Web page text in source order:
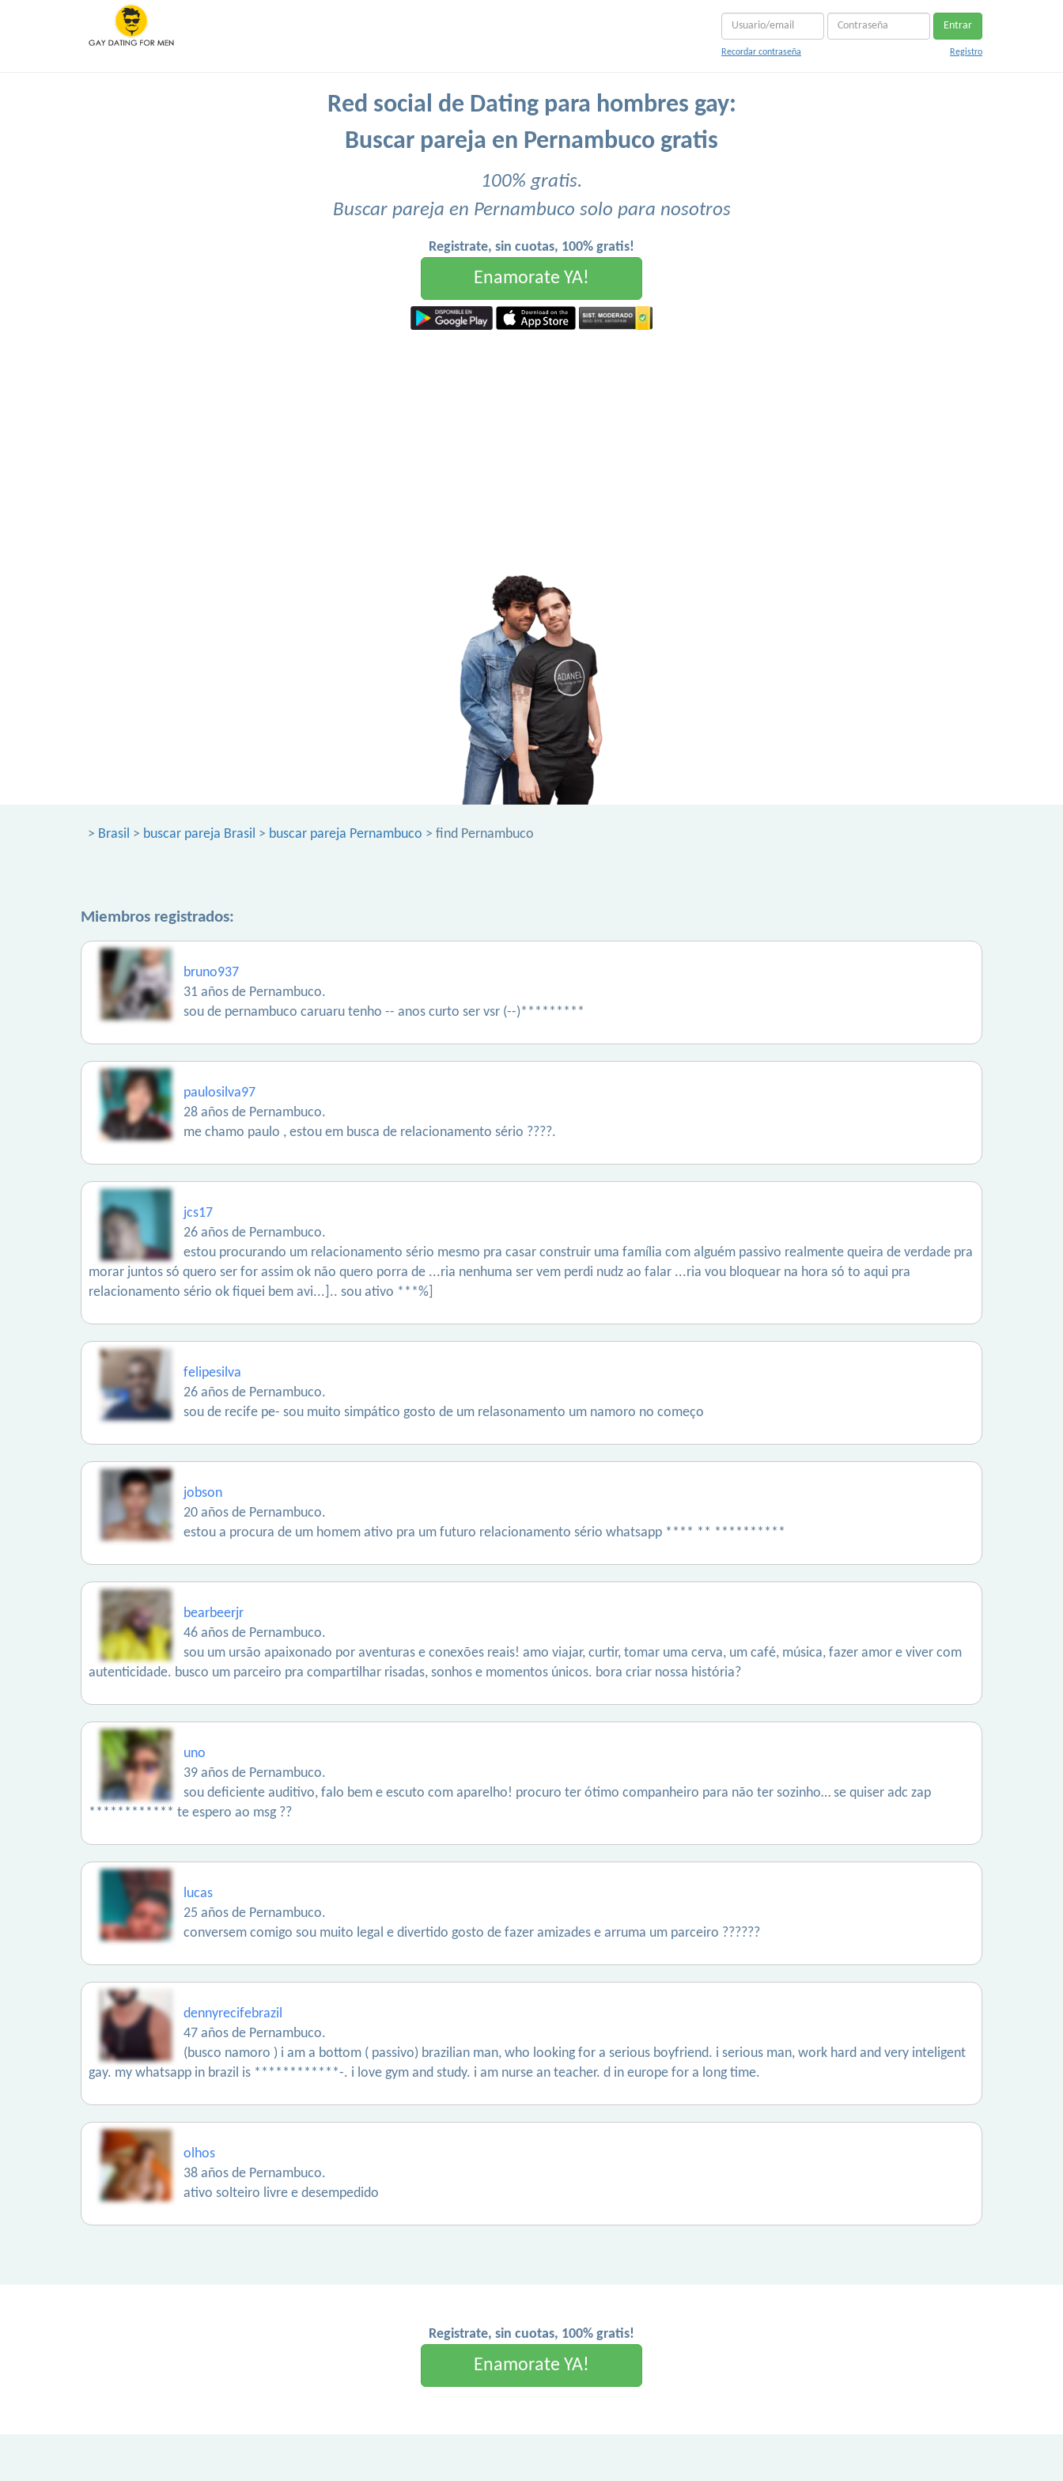
Entrar
Recordar contraseña Registro
Red social de Dating para hombres gay:
Buscar pareja en Pernambuco gratis
100% gratis.
Buscar pareja en Pernambuco solo para nosotros
Registrate, sin cuotas, 100% gratis!
Enamorate YA!
> Brasil > buscar pareja Brasil > buscar pareja Pernambuco > find Pernambuco
Miembros registrados:
bruno937
31 años de Pernambuco.
sou de pernambuco caruaru tenho -- anos curto ser vsr (--)*********
paulosilva97
28 años de Pernambuco.
me chamo paulo , estou em busca de relacionamento sério ????.
jcs17
26 años de Pernambuco.
estou procurando um relacionamento sério mesmo pra casar construir uma família com alguém passivo realmente queira de verdade pra
morar juntos só quero ser for assim ok não quero porra de ...ria nenhuma ser vem perdi nudz ao falar ...ria vou bloquear na hora só to aqui pra
relacionamento sério ok fiquei bem avi...].. sou ativo ***%]
felipesilva
26 años de Pernambuco.
sou de recife pe- sou muito simpático gosto de um relasonamento um namoro no começo
jobson
20 años de Pernambuco.
estou a procura de um homem ativo pra um futuro relacionamento sério whatsapp **** ** **********
bearbeerjr
46 años de Pernambuco.
sou um ursão apaixonado por aventuras e conexões reais! amo viajar, curtir, tomar uma cerva, um café, música, fazer amor e viver com
autenticidade. busco um parceiro pra compartilhar risadas, sonhos e momentos únicos. bora criar nossa história?
uno
39 años de Pernambuco.
sou deficiente auditivo, falo bem e escuto com aparelho! procuro ter ótimo companheiro para não ter sozinho… se quiser adc zap
************ te espero ao msg ??
lucas
25 años de Pernambuco.
conversem comigo sou muito legal e divertido gosto de fazer amizades e arruma um parceiro ??????
dennyrecifebrazil
47 años de Pernambuco.
(busco namoro ) i am a bottom ( passivo) brazilian man, who looking for a serious boyfriend. i serious man, work hard and very inteligent
gay. my whatsapp in brazil is ************-. i love gym and study. i am nurse an teacher. d in europe for a long time.
olhos
38 años de Pernambuco.
ativo solteiro livre e desempedido
Registrate, sin cuotas, 100% gratis!
Enamorate YA!